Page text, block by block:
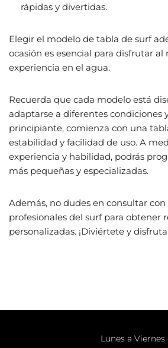
rápidas y divertidas.
Elegir el modelo de tabla de surf
ocasión es esencial para disfrutar
experiencia en el agua.
Recuerda que cada modelo está
adaptarse a diferentes condiciones
principiante, comienza con una
estabilidad y facilidad de uso. A
experiencia y habilidad, podrás
más pequeñas y especializadas.
Además, no dudes en consultar con
profesionales del surf para obtener
personalizadas. ¡Diviértete y
Lunes a Viernes